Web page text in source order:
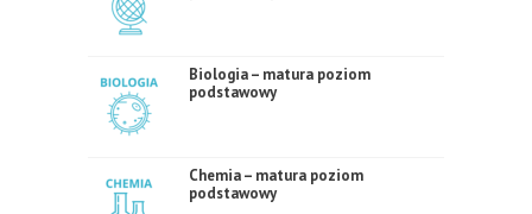
Biologia – matura poziom
podstawowy
Chemia – matura poziom
podstawowy